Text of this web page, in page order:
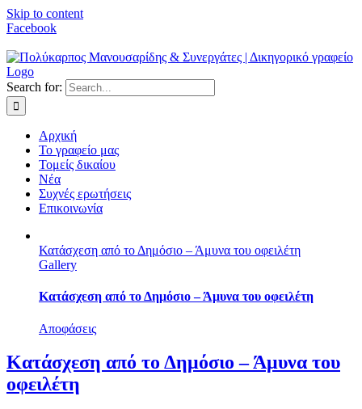
Skip to content
Facebook
Search for:
Αρχική
Το γραφείο μας
Τομείς δικαίου
Νέα
Συχνές ερωτήσεις
Επικοινωνία
Κατάσχεση από το Δημόσιο – Άμυνα του οφειλέτη
Gallery
Κατάσχεση από το Δημόσιο – Άμυνα του οφειλέτη
Αποφάσεις
Κατάσχεση από το Δημόσιο – Άμυνα του
οφειλέτη